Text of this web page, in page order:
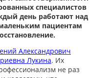
специалистов
день работают над
пациентам
Александрович
Лукина. Их
не раз